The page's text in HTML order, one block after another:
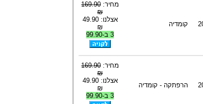
קומדיה
מחיר: 169.90
₪
אצלנו: 49.90
₪
3 ב-99.90
הרפתקה - קומדיה
מחיר: 169.90
₪
אצלנו: 49.90
₪
3 ב-99.90